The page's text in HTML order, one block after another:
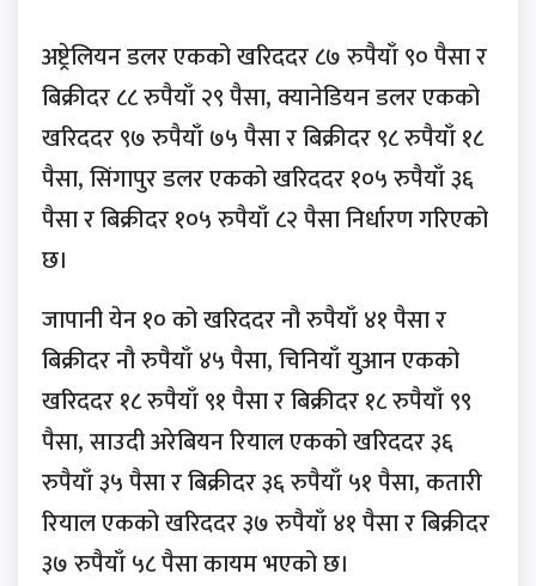
अष्ट्रेलियन डलर एकको खरिददर ८७ रुपैयाँ ९० पैसा र
बिक्रीदर ८८ रुपैयाँ २९ पैसा, क्यानेडियन डलर एकको
खरिददर ९७ रुपैयाँ ७५ पैसा र बिक्रीदर ९८ रुपैयाँ १८
पैसा, सिंगापुर डलर एकको खरिददर १०५ रुपैयाँ ३६
पैसा र बिक्रीदर १०५ रुपैयाँ ८२ पैसा निर्धारण गरिएको
छ।
जापानी येन १० को खरिददर नौ रुपैयाँ ४१ पैसा र
बिक्रीदर नौ रुपैयाँ ४५ पैसा, चिनियाँ युआन एकको
खरिददर १८ रुपैयाँ ९१ पैसा र बिक्रीदर १८ रुपैयाँ ९९
पैसा, साउदी अरेबियन रियाल एकको खरिददर ३६
रुपैयाँ ३५ पैसा र बिक्रीदर ३६ रुपैयाँ ५१ पैसा, कतारी
रियाल एकको खरिददर ३७ रुपैयाँ ४१ पैसा र बिक्रीदर
३७ रुपैयाँ ५८ पैसा कायम भएको छ।